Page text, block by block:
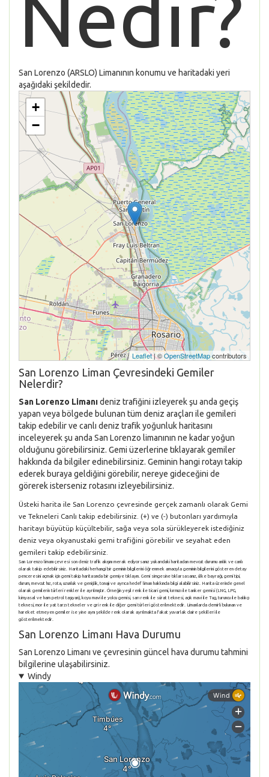
Nedir?
San Lorenzo (ARSLO) Limanının konumu ve haritadaki yeri
aşağıdaki şekildedir.
+
−
Leaflet| ©OpenStreetMapcontributors
San Lorenzo Liman Çevresindeki Gemiler
Nelerdir?
San Lorenzo Limanıdeniz trafiğini izleyerek şu anda geçiş
yapan veya bölgede bulunan tüm deniz araçları ile gemileri
takip edebilir ve canlı deniz trafik yoğunluk haritasını
inceleyerek şu anda San Lorenzo limanının ne kadar yoğun
olduğunu görebilirsiniz. Gemi üzerlerine tıklayarak gemiler
hakkında da bilgiler edinebilirsiniz. Geminin hangi rotayı takip
ederek buraya geldiğini görebilir, nereye gideceğini de
görerek isterseniz rotasını izleyebilirsiniz.
Üsteki harita ile San Lorenzo çevresinde gerçek zamanlı olarak Gemi
ve Tekneleri Canlı takip edebilirsiniz. (+) ve (-) butonları yardımıyla
haritayı büyütüp küçültebilir, sağa veya sola sürükleyerek istediğiniz
deniz veya okyanustaki gemi trafiğini görebilir ve seyahat eden
gemileri takip edebilirsiniz.
San Lorenzo limanı çevresi son deniz trafik akışını merak ediyorsanız yukarıdaki haritadan mevcut durumu anlık ve canlı
olarak takip edebilirsiniz. Haritadaki herhangi bir geminin bilgilerini öğrenmek amacıyla geminin bilgilerini gösteren detay
penceresini açmak için gemi takip haritasında bir gemiye tıklayın. Gemi simgesine tıklarsasanız, ülke bayrağı, gemi tipi,
durum, mevcut hız, rota, uzunluk ve genişlik, tonajı ve ayrıca hedef liman hakkında bilgi alabilirsiniz. Harita üzerinde genel
olarak gemilerin türleri renkler ile ayrılmıştır. Örneğin yeşil renk ile ticari gemi, kırmızı ile tanker gemisi (LNG, LPG,
kimyasal ve ham petrol taşıyan), koyu mavi ile yolcu gemisi, sarı renk ile sürat teknesi, açık mavi ile Tug, turuncu ile balıkçı
teknesi, mor ile yat tarzı tekneler ve gri renk ile diğer gemi türleri gösterilmektedir. Limanlarda demirli bulunan ve
hareket etmeyen gemiler ise yine aynı şekilde renk olarak ayrılmakta fakat yuvarlak daire şekilleri ile
gösterilmektedir.
San Lorenzo Limanı Hava Durumu
San Lorenzo Limanı ve çevresinin güncel hava durumu tahmini
bilgilerine ulaşabilirsiniz.
Windy